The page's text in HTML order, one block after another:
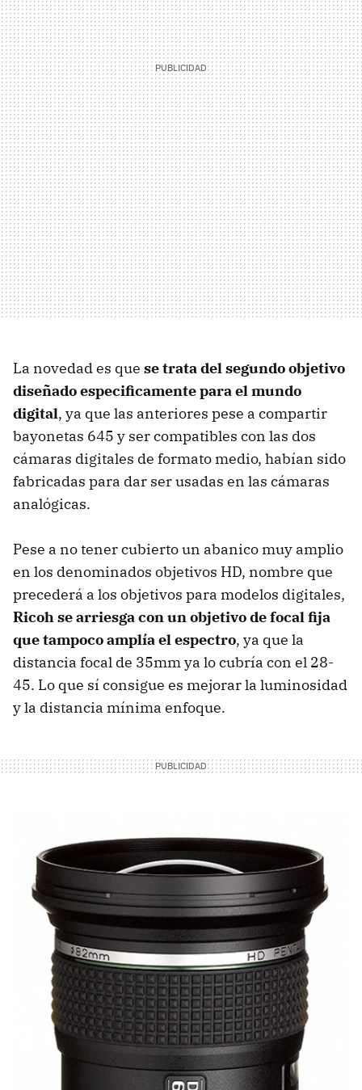
La novedad es que se trata del segundo objetivo
diseñado especificamente para el mundo
digital, ya que las anteriores pese a compartir
bayonetas 645 y ser compatibles con las dos
cámaras digitales de formato medio, habían sido
fabricadas para dar ser usadas en las cámaras
analógicas.
Pese a no tener cubierto un abanico muy amplio
en los denominados objetivos HD, nombre que
precederá a los objetivos para modelos digitales,
Ricoh se arriesga con un objetivo de focal fija
que tampoco amplía el espectro, ya que la
distancia focal de 35mm ya lo cubría con el 28-
45. Lo que sí consigue es mejorar la luminosidad
y la distancia mínima enfoque.